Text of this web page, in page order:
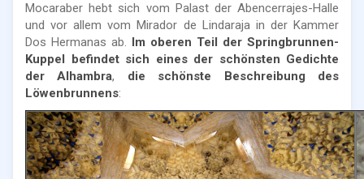
Mocaraber hebt sich vom Palast der Abencerrajes-Halle
und vor allem vom Mirador de Lindaraja in der Kammer
Dos Hermanas ab. Im oberen Teil der Springbrunnen-
Kuppel befindet sich eines der schönsten Gedichte
der Alhambra, die schönste Beschreibung des
Löwenbrunnens: